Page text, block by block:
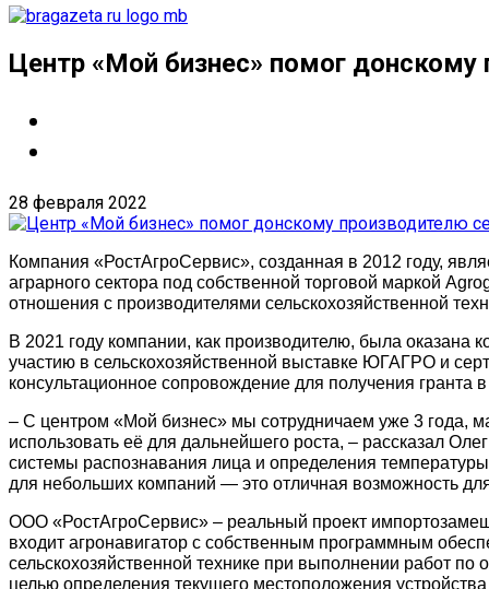
Центр «Мой бизнес» помог донскому
28 февраля 2022
Компания «РостАгроСервис», созданная в 2012 году,
аграрного сектора под собственной торговой маркой
отношения с производителями сельскохозяйственной
В 2021 году компании, как производителю, была оказана
участию в сельскохозяйственной выставке ЮГАГРО и
консультационное сопровождение для получения гранта
– С центром «Мой бизнес» мы сотрудничаем уже 3 года,
использовать её для дальнейшего роста, – рассказал
системы распознавания лица и определения
для небольших компаний — это отличная возможность
ООО «РостАгроСервис» – реальный проект
входит агронавигатор с собственным программным
сельскохозяйственной технике при выполнении работ по
целью определения текущего местоположения